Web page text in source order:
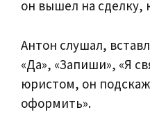
он вышел на сделку,
Антон слушал,
«Да», «Запиши», «Я
юристом, он
оформить».